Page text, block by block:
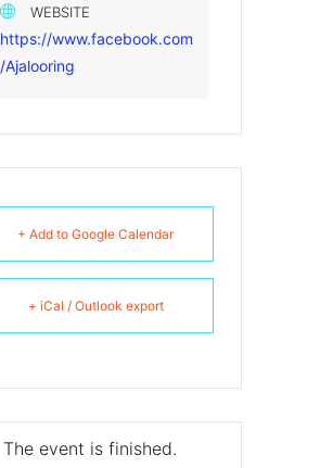
WEBSITE
https://www.facebook.com
/Ajalooring
+ Add to Google Calendar
+ iCal / Outlook export
The event is finished.